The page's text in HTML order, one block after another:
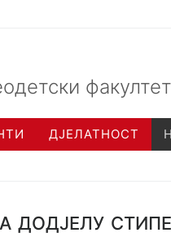
факултет
ДЈЕЛАТНОСТ
додјелу